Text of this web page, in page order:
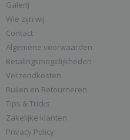
Galerij
Wie zijn wij
Contact
Algemene voorwaarden
Betalingsmogelijkheden
Verzendkosten
Ruilen en Retourneren
Tips & Tricks
Zakelijke klanten
Privacy Policy